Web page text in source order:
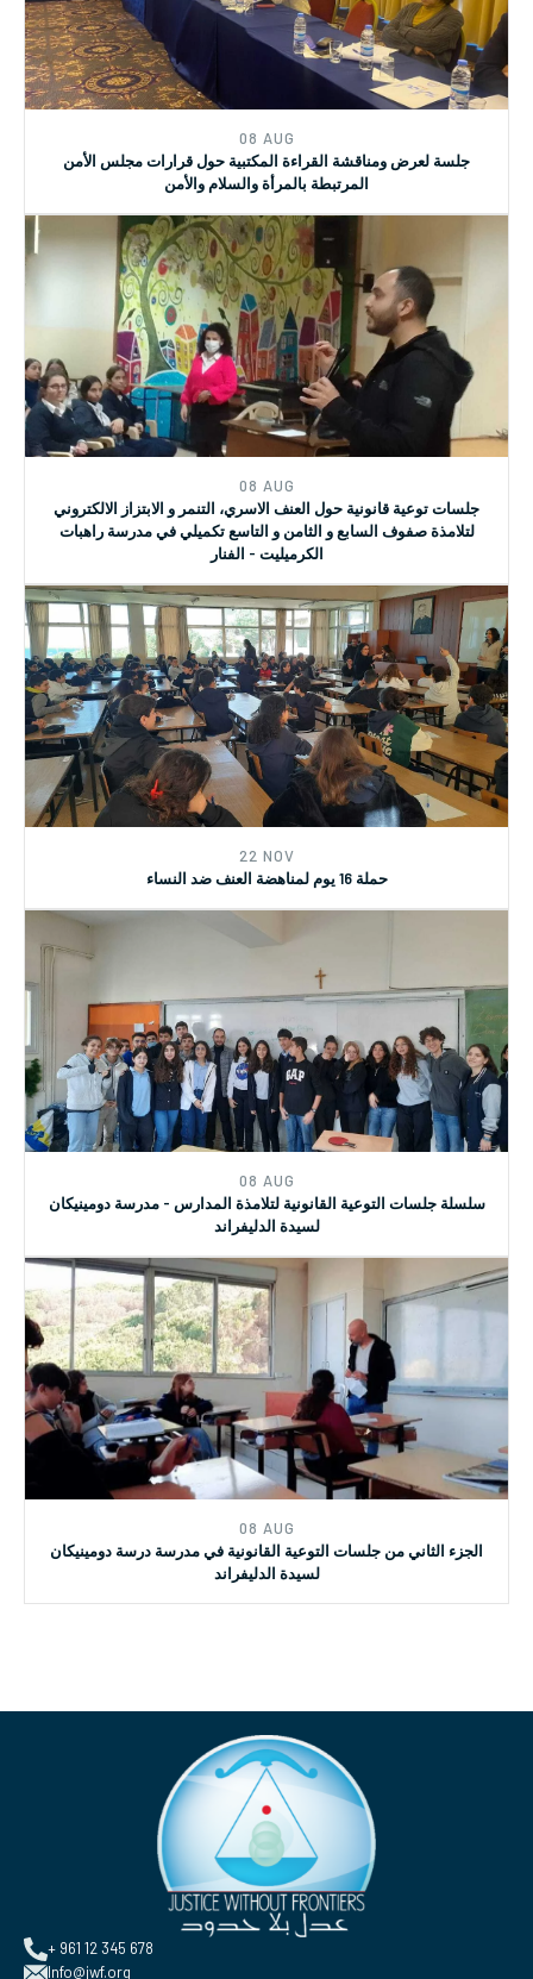
08 AUG
دورة تدريبية متخصصة حول القوانين اللبنانية المرتبطة بالعنف القائم
على النوع الاجتماعي
08 AUG
جلسة لعرض ومناقشة القراءة المكتبية حول قرارات مجلس الأمن
المرتبطة بالمرأة والسلام والأمن
08 AUG
جلسات توعية قانونية حول العنف الاسري، التنمر و الابتزاز الالكتروني
لتلامذة صفوف السابع و الثامن و التاسع تكميلي في مدرسة راهبات
الكرميليت - الفنار
22 NOV
حملة 16 يوم لمناهضة العنف ضد النساء
08 AUG
سلسلة جلسات التوعية القانونية لتلامذة المدارس - مدرسة دومينيكان
لسيدة الدليفراند
08 AUG
الجزء الثاني من جلسات التوعية القانونية في مدرسة درسة دومينيكان
لسيدة الدليفراند